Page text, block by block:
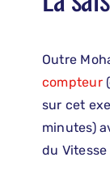
Outre
compteur
sur cet
minutes)
du Vitesse